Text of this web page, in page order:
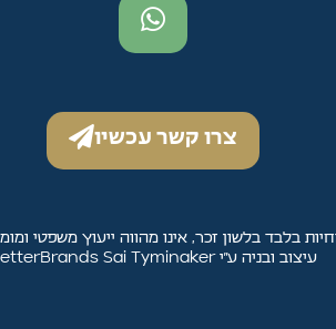
צרו קשר עכשיו
בלבד בלשון זכר, אינו מהווה ייעוץ משפטי
עיצוב ובניה ע״י BetterBrands Sai Tyminaker